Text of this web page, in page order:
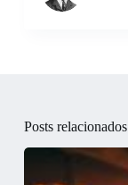
Posts relacionados